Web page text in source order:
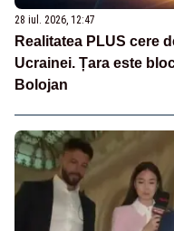
28 iul. 2026, 12:47
Realitatea PLUS cere
Ucrainei. Țara este
Bolojan